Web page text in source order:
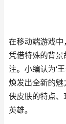
在移动端游戏中
凭借特殊的背
注。小编认为‘
焕发出全新的
侠皮肤的特点
英雄。